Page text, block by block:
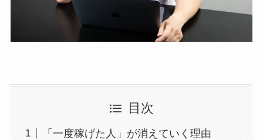
目次
「一度稼げた人」が消えていく理由